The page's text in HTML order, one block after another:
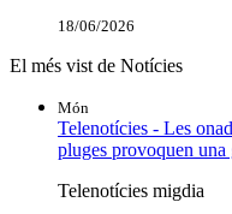
18/06/2026
El més vist de Notícies
Món
Telenotícies - Les
pluges provoquen una
Telenotícies migdia